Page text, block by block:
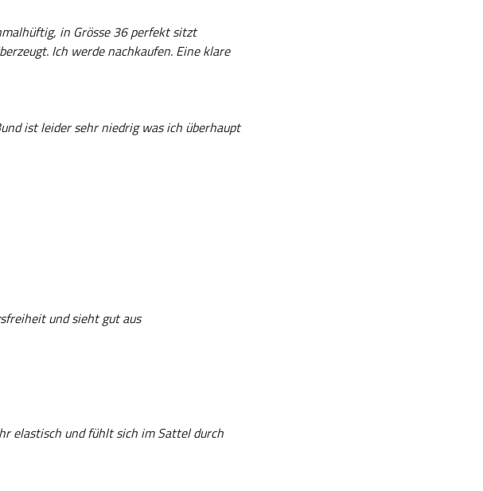
in Grösse 36 perfekt sitzt
Ich werde nachkaufen. Eine klare
ist leider sehr niedrig was ich überhaupt
und sieht gut aus
elastisch und fühlt sich im Sattel durch